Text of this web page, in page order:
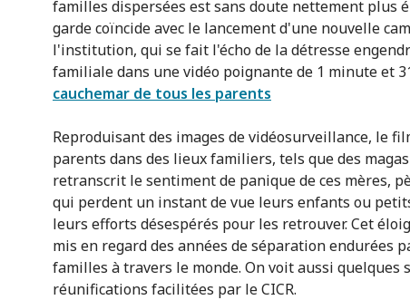
familles dispersées est sans doute nettement plus
garde coïncide avec le lancement d'une nouvelle
l'institution, qui se fait l'écho de la détresse
familiale dans une vidéo poignante de 1 minute et
cauchemar de tous les parents
Reproduisant des images de vidéosurveillance, le
parents dans des lieux familiers, tels que des
retranscrit le sentiment de panique de ces mères,
qui perdent un instant de vue leurs enfants ou
leurs efforts désespérés pour les retrouver. Cet
mis en regard des années de séparation endurées
familles à travers le monde. On voit aussi quelques
réunifications facilitées par le CICR.